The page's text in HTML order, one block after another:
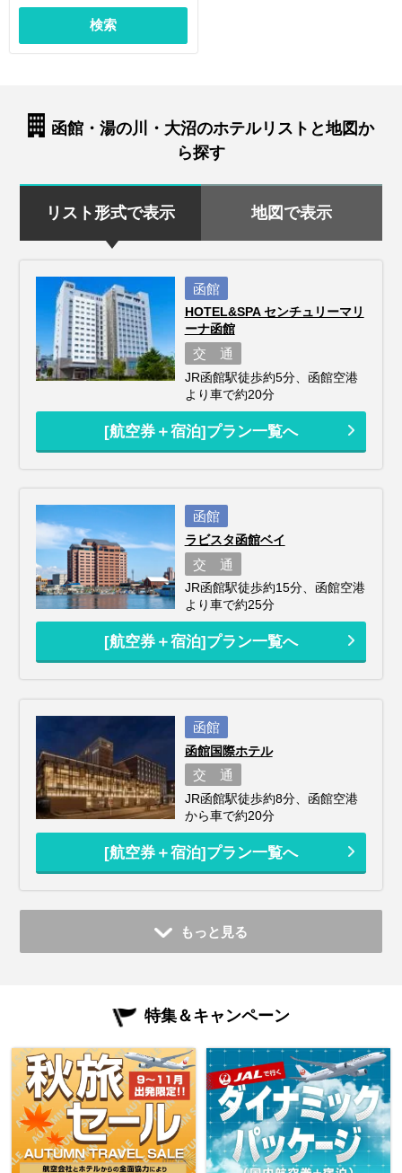
検索
函館・湯の川・大沼のホテルリストと地図か
ら探す
リスト形式で表示 地図で表示
函館
HOTEL&SPA センチュリーマリ
ーナ函館
交 通
JR函館駅徒歩約5分、函館空港
より車で約20分
[航空券＋宿泊]プラン一覧へ
函館
ラビスタ函館ベイ
交 通
JR函館駅徒歩約15分、函館空港
より車で約25分
[航空券＋宿泊]プラン一覧へ
函館
函館国際ホテル
交 通
JR函館駅徒歩約8分、函館空港
から車で約20分
[航空券＋宿泊]プラン一覧へ
もっと見る
特集＆キャンペーン